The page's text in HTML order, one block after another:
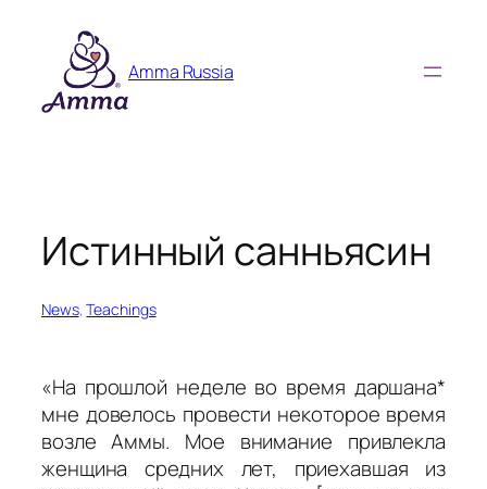
content
Amma Russia
Истинный санньясин
News, Teachings
«На прошлой неделе во время даршана*
мне довелось провести некоторое время
возле Аммы. Мое внимание привлекла
женщина средних лет, приехавшая из